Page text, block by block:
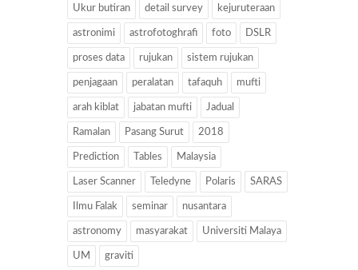
Ukur butiran detail survey kejuruteraan
astronimi astrofotoghrafi foto DSLR
proses data rujukan sistem rujukan
penjagaan peralatan tafaquh mufti
arah kiblat jabatan mufti Jadual
Ramalan Pasang Surut 2018
Prediction Tables Malaysia
Laser Scanner Teledyne Polaris SARAS
Ilmu Falak seminar nusantara
astronomy masyarakat Universiti Malaya
UM graviti